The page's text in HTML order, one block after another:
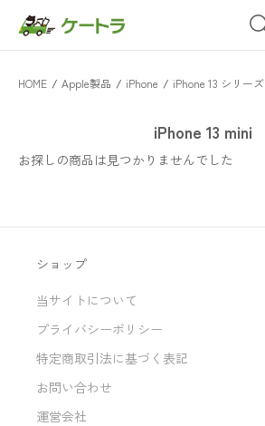
HOME / Apple製品 / iPhone / iPhone 13 シリーズ
iPhone 13 mini
お探しの商品は見つかりませんでした
ショップ
当サイトについて
プライバシーポリシー
特定商取引法に基づく表記
お問い合わせ
運営会社